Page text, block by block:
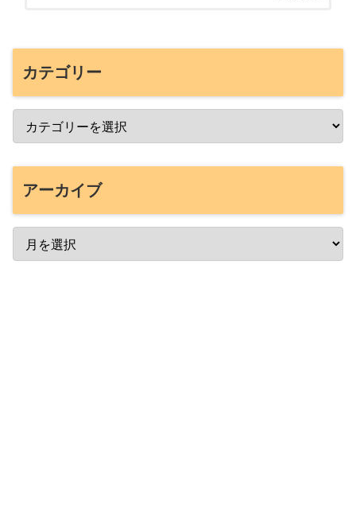
カテゴリー
アーカイブ